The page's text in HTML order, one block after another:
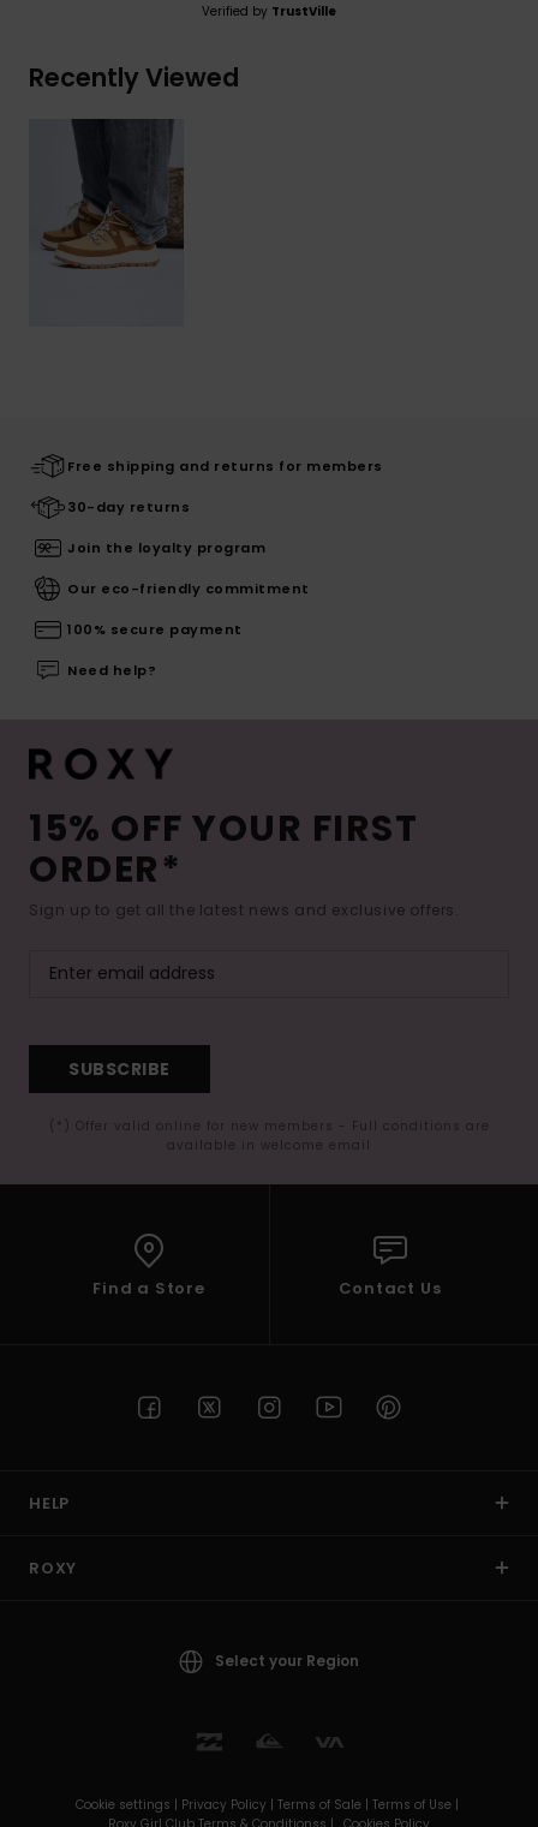
Verified by TrustVille
Recently Viewed
Free shipping and returns for members
30-day returns
Join the loyalty program
Our eco-friendly commitment
100% secure payment
Need help?
15% OFF YOUR FIRST
ORDER*
Sign up to get all the latest news and exclusive offers.
SUBSCRIBE
(*) Offer valid online for new members - Full conditions are
available in welcome email
Find a Store Contact Us
HELP
ROXY
Select your Region
Cookie settings | Privacy Policy | Terms of Sale | Terms of Use |